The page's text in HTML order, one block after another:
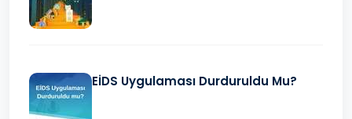
EİDS Uygulaması Durduruldu Mu?